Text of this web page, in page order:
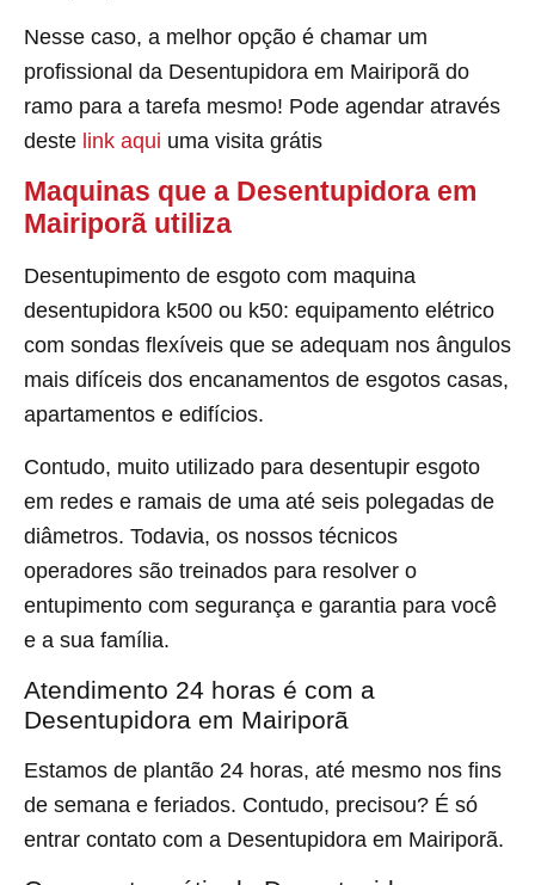
Nesse caso, a melhor opção é chamar um
profissional da Desentupidora em Mairiporã do
ramo para a tarefa mesmo! Pode agendar através
deste link aqui uma visita grátis
Maquinas que a Desentupidora em
Mairiporã utiliza
Desentupimento de esgoto com maquina
desentupidora k500 ou k50: equipamento elétrico
com sondas flexíveis que se adequam nos ângulos
mais difíceis dos encanamentos de esgotos casas,
apartamentos e edifícios.
Contudo, muito utilizado para desentupir esgoto
em redes e ramais de uma até seis polegadas de
diâmetros. Todavia, os nossos técnicos
operadores são treinados para resolver o
entupimento com segurança e garantia para você
e a sua família.
Atendimento 24 horas é com a
Desentupidora em Mairiporã
Estamos de plantão 24 horas, até mesmo nos fins
de semana e feriados. Contudo, precisou? É só
entrar contato com a Desentupidora em Mairiporã.